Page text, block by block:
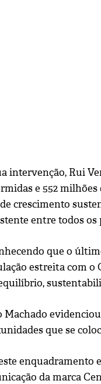
intervenção, Rui
e 552
crescimento
entre todos
que o
estreita com o
Machado
que se
enquadramento
da marca